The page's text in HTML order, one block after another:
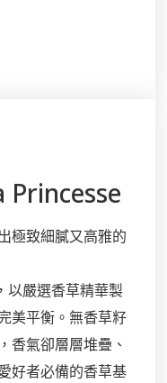
Princesse
極致細膩又高雅的
，以嚴選香草精華製
美平衡。無香草籽
香氣卻層層堆疊、
好者必備的香草基